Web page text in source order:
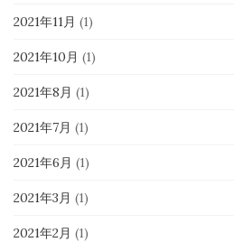
2021年11月 (1)
2021年10月 (1)
2021年8月 (1)
2021年7月 (1)
2021年6月 (1)
2021年3月 (1)
2021年2月 (1)